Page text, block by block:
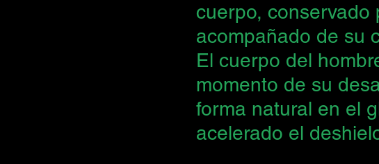
cuerpo, conservado
acompañado de su
El cuerpo del
momento de su
forma natural en el
acelerado el